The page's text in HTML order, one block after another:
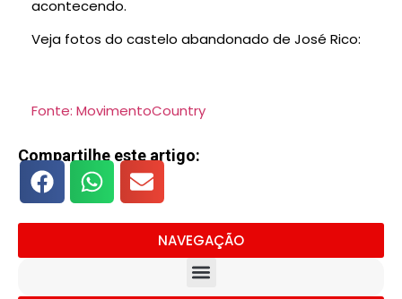
acontecendo.
Veja fotos do castelo abandonado de José Rico:
Fonte: MovimentoCountry
Compartilhe este artigo:
NAVEGAÇÃO